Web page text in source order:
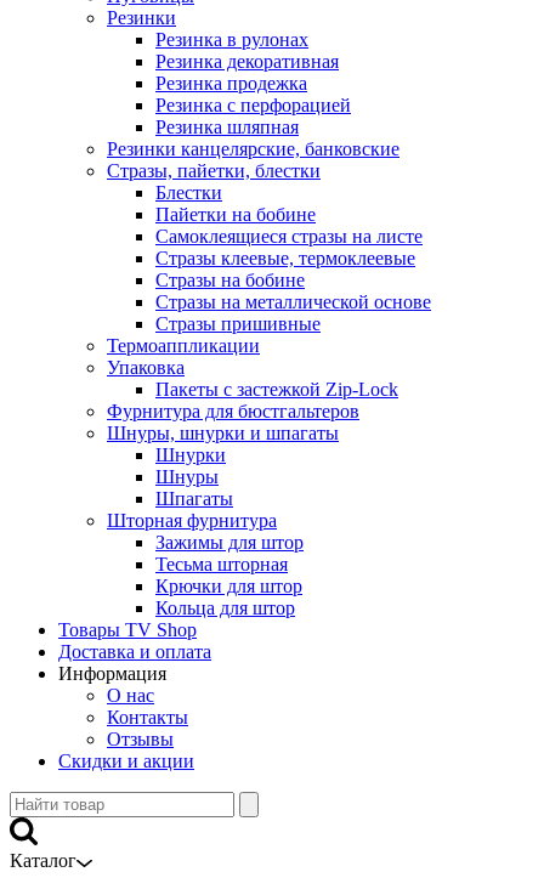
Резинки
Резинка в рулонах
Резинка декоративная
Резинка продежка
Резинка с перфорацией
Резинка шляпная
Резинки канцелярские, банковские
Стразы, пайетки, блестки
Блестки
Пайетки на бобине
Самоклеящиеся стразы на листе
Стразы клеевые, термоклеевые
Стразы на бобине
Стразы на металлической основе
Стразы пришивные
Термоаппликации
Упаковка
Пакеты с застежкой Zip-Lock
Фурнитура для бюстгальтеров
Шнуры, шнурки и шпагаты
Шнурки
Шнуры
Шпагаты
Шторная фурнитура
Зажимы для штор
Тесьма шторная
Крючки для штор
Кольца для штор
Товары TV Shop
Доставка и оплата
Информация
О нас
Контакты
Отзывы
Скидки и акции
Каталог